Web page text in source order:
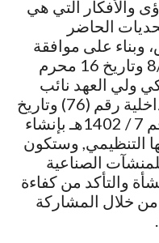
والأفكار التي هي
الحاضر
وبناء على موافقة
حضرة صاحب الجلالة رقم 8/96 وتاريخ 16 محرم
ولي العهد نائب
رئيس مجلس الوزراء وزير الداخلية رقم (76) وتاريخ
16/ صدر المرسوم الملكي رقم 7 / 1402هـ بإنشاء
التنظيمي, وستكون
الصناعية
والتأكد من كفاءة
خلال المشاركة